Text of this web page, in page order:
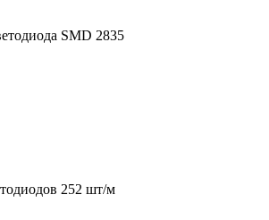
SMD 2835
252 шт/м